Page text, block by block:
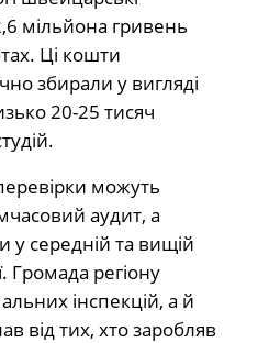
мільйона гривень
Ці кошти
збирали у вигляді
20-25 тисяч
можуть
аудит, а
у середній та вищій
Громада регіону
інспекцій, а й
від тих, хто заробляв